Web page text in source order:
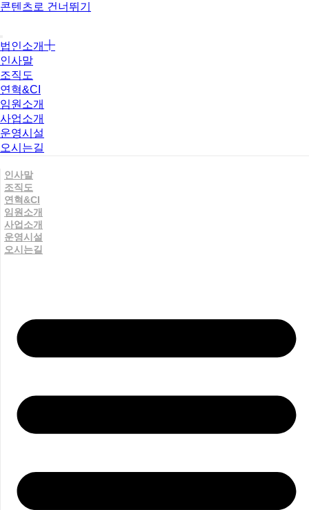
콘텐츠로 건너뛰기
법인소개
인사말
조직도
연혁&CI
임원소개
사업소개
운영시설
오시는길
인사말
조직도
연혁&CI
임원소개
사업소개
운영시설
오시는길